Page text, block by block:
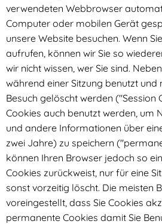
verwendeten Webbrowser
Computer oder mobilen Gerät
unsere Website besuchen. Wenn
aufrufen, können wir Sie so
wir nicht wissen, wer Sie sind.
während einer Sitzung benutzt und
Besuch gelöscht werden ("Session
Cookies auch benutzt werden, um
und andere Informationen über
zwei Jahre) zu speichern
können Ihren Browser jedoch so
Cookies zurückweist, nur für eine
sonst vorzeitig löscht. Die meisten
voreingestellt, dass Sie Cookies
permanente Cookies damit Sie